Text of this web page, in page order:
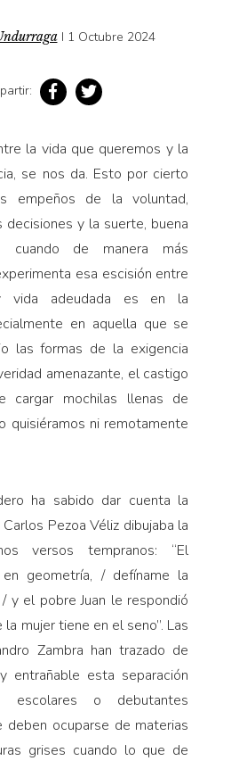
I 1 Octubre 2024
la vida que queremos y la
se nos da. Esto por cierto
empeños de la voluntad,
decisiones y la suerte, buena
cuando de manera más
esa escisión entre
vida adeudada es en la
en aquella que se
las formas de la exigencia
amenazante, el castigo
cargar mochilas llenas de
quisiéramos ni remotamente
ha sabido dar cuenta la
Carlos Pezoa Véliz dibujaba la
versos tempranos: “El
geometría, / defíname la
y el pobre Juan le respondió
la mujer tiene en el seno”. Las
Zambra han trazado de
entrañable esta separación
escolares o debutantes
deben ocuparse de materias
grises cuando lo que de